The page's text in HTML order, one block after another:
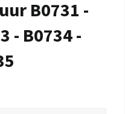
B0731 -
- B0734 -